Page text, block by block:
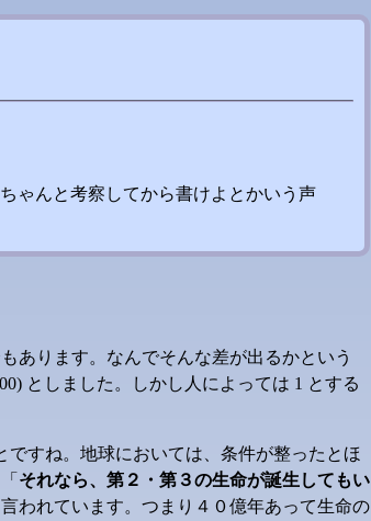
ゃんと考察してから書けよとかいう声
あります。なんでそんな差が出るかという
としました。しかし人によっては 1 とする
すね。地球においては、条件が整ったとほ
それなら、第２・第３の生命が誕生してもい
われています。つまり４０億年あって生命の